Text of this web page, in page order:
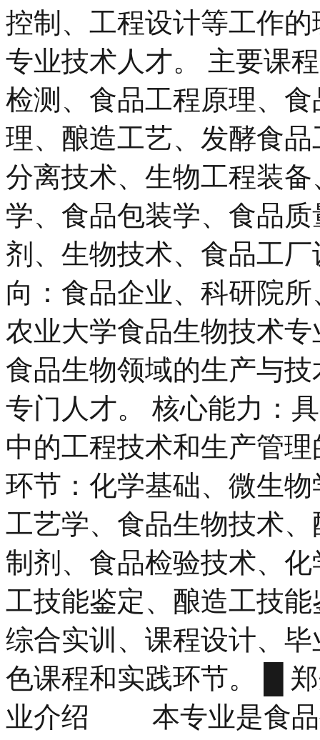
控制、工程设计等工作
专业技术人才。 主要课
检测、食品工程原理、
理、酿造工艺、发酵食
分离技术、生物工程装
学、食品包装学、食品
剂、生物技术、食品工
向：食品企业、科研院
农业大学食品生物技术
食品生物领域的生产与
专门人才。 核心能力：
中的工程技术和生产管
环节：化学基础、微生
工艺学、食品生物技术
制剂、食品检验技术、
工技能鉴定、酿造工技
综合实训、课程设计、
色课程和实践环节。 █
业介绍 本专业是食品